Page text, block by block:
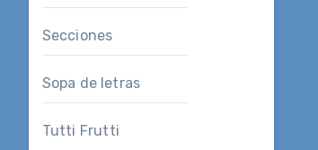
Secciones
Sopa de letras
Tutti Frutti